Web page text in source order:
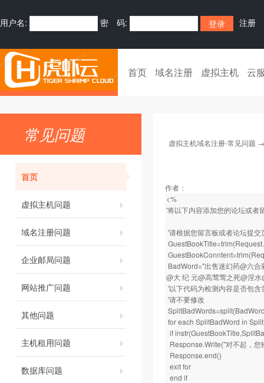
用户名: 密 码: 注册
首页 域名注册 虚拟主机 云
常见问题
首页
虚拟主机问题
域名注册问题
企业邮局问题
网站推广问题
其他问题
主机租用问题
数据库问题
虚拟主机域名注册-常见问题
作者：
<%
'将以下内容添加您的论坛或者
'请根据您留言板或者论坛提
BadWord="出售迷幻药@六
@大 纪 元@高莺莺之死@淫
'以下代码为检测内容是否包含
'请不要修改
for each SplitBadWord in
if
Response.Write("对不起，
Response.end()
exit for
end if